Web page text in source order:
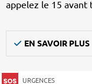
appelez le 15 avant
EN SAVOIR PLUS
URGENCES